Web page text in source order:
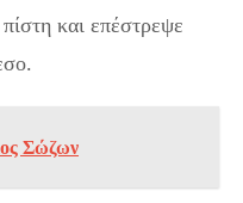
και επέστρεψε
Σώζων